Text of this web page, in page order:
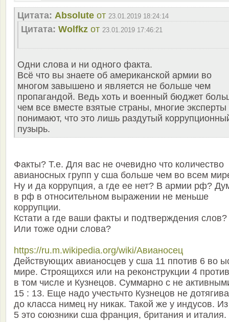
Цитата: Absolute от 23.01.2019 18:24:14
Цитата: Wolfkz от 23.01.2019 17:46:21
Одни слова и ни одного факта.
Всё что вы знаете об американской армии во
многом завышено и является не больше чем
пропагандой. Ведь хоть и военный бюджет
чем все вместе взятые страны, многие эксперты
понимают, что это лишь раздутый
пузырь.
Факты? Т.е. Для вас не очевидно что количество
авианосных групп у сша больше чем во всем
Ну и да коррупция, а где ее нет? В армии рф?
в рф в относительном выражении не меньше
коррупции.
Кстати а где ваши факты и подтверждения слов?
Или тоже одни слова?
https://ru.m.wikipedia.org/wiki/Авианосец
Действующих авианосцев у сша 11 ппотив 6 во
мире. Строящихся или на реконструкции 4
в том числе и Кузнецов. Суммарно с не
15 : 13. Еще надо учестьчто Кузнецов не
до класса нимец ну никак. Такой же у индусов.
5 это союзники сша франция, британия и италия.